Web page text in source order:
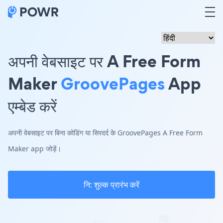
अपनी वेबसाइट पर A Free Form
MakerGroovePagesApp
एम्बेड करें
अपनी वेबसाइट पर बिना कोडिंग या सिरदर्द के GroovePages A Free Form
Maker app जोड़ें।
नि: शुल्क प्रारंभ करें